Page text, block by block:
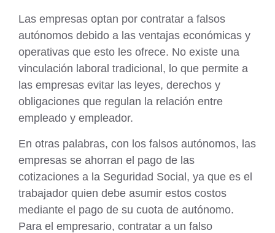
Las empresas optan por contratar a falsos
autónomos debido a las ventajas económicas y
operativas que esto les ofrece. No existe una
vinculación laboral tradicional, lo que permite a
las empresas evitar las leyes, derechos y
obligaciones que regulan la relación entre
empleado y empleador.
En otras palabras, con los falsos autónomos, las
empresas se ahorran el pago de las
cotizaciones a la Seguridad Social, ya que es el
trabajador quien debe asumir estos costos
mediante el pago de su cuota de autónomo.
Para el empresario, contratar a un falso